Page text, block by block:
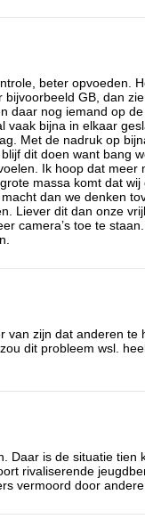
beter opvoeden.
GB, dan
daar nog iemand op
vaak bijna in elkaar
Met de nadruk op
dit doen want bang
Ik hoop dat meer
massa komt dat wij
dan we denken
Liever dit dan onze
camera’s toe te
van zijn dat anderen te
dit probleem wsl.
Daar is de situatie tien
rivaliserende
vermoord door